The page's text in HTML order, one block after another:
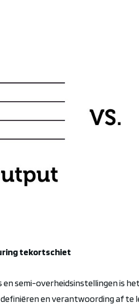
tekortschiet
semi-overheidsinstellingen is
en verantwoording af te